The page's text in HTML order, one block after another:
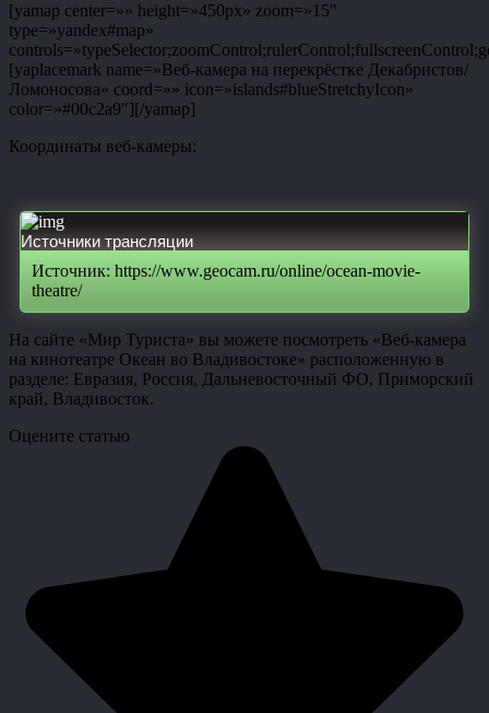
[yamap center=»» height=»450px» zoom=»15″
type=»yandex#map»
[yaplacemark name=»Веб-камера на перекрёстке Декабристов/
Ломоносова» coord=»» icon=»islands#blueStretchyIcon»
color=»#00c2a9″][/yamap]
Координаты веб-камеры:
Источники трансляции
Источник: https://www.geocam.ru/online/ocean-movie-
theatre/
На сайте «Мир Туриста» вы можете посмотреть «Веб-камера
на кинотеатре Океан во Владивостоке» расположенную в
разделе: Евразия, Россия, Дальневосточный ФО, Приморский
край, Владивосток.
Оцените статью